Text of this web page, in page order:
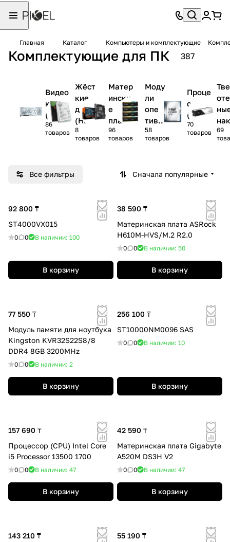
Главная Каталог Компьютеры и комплектующие
Комплектующие для ПК 387
Видео
карты
(VGA)
86
товаров
Жёст
кие
диски
(HDD)
8
товаров
Матер
ински
е
платы
(MB)
96
товаров
Моду
ли
опера
тивно
й
памят
58
товаров
Проце
ссоры
(CPU)
70
товаров
69
Все фильтры Сначала популярные
92 800 ₸
ST4000VX015
0 0 В наличии: 100
В корзину
38 590 ₸
Материнская плата ASRock
H610M-HVS/M.2 R2.0
0 0 В наличии: 50
В корзину
77 550 ₸
Модуль памяти для ноутбука
Kingston KVR32S22S8/8
DDR4 8GB 3200MHz
0 0 В наличии: 2
В корзину
256 100 ₸
ST10000NM0096 SAS
0 0 В наличии: 10
В корзину
157 690 ₸
Процессор (CPU) Intel Core
i5 Processor 13500 1700
0 0 В наличии: 47
В корзину
42 590 ₸
Материнская плата Gigabyte
A520M DS3H V2
0 0 В наличии: 47
В корзину
143 210 ₸
55 190 ₸